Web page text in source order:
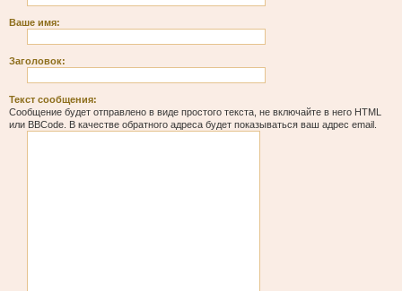
Ваше имя:
Заголовок:
Текст сообщения:
Сообщение будет отправлено в виде простого текста, не включайте в него HTML
или BBCode. В качестве обратного адреса будет показываться ваш адрес email.